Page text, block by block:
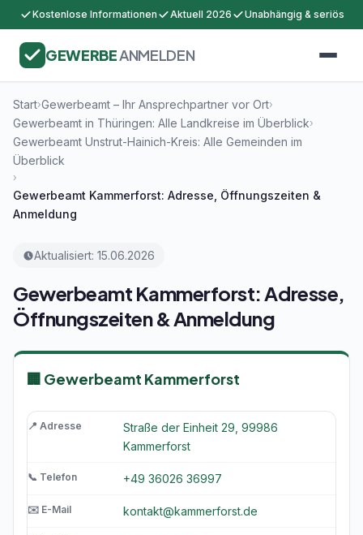
Kostenlose Informationen Aktuell 2026 Unabhängig & seriös
GEWERBEANMELDEN
Start›Gewerbeamt – Ihr Ansprechpartner vor Ort›
Gewerbeamt in Thüringen: Alle Landkreise im Überblick›
Gewerbeamt Unstrut-Hainich-Kreis: Alle Gemeinden im
Überblick
›
Gewerbeamt Kammerforst: Adresse, Öffnungszeiten &
Anmeldung
Aktualisiert: 15.06.2026
Gewerbeamt Kammerforst: Adresse,
Öffnungszeiten & Anmeldung
🏢 Gewerbeamt Kammerforst
📍 Adresse
Straße der Einheit 29, 99986
Kammerforst
📞 Telefon +49 36026 36997
✉️ E-Mail kontakt@kammerforst.de